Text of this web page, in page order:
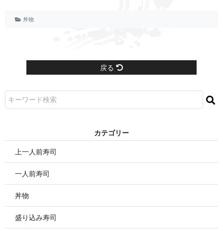
丼物
戻る
カテゴリー
上一人前寿司
一人前寿司
丼物
盛り込み寿司